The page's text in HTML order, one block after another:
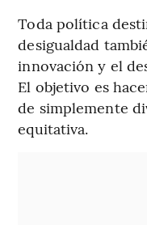
Toda política
desigualdad
innovación y el
El objetivo es
de simplemente
equitativa.